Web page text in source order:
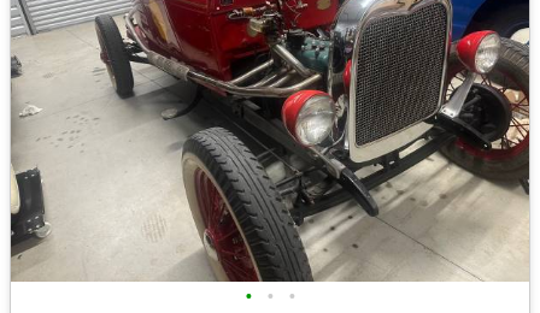
• • •